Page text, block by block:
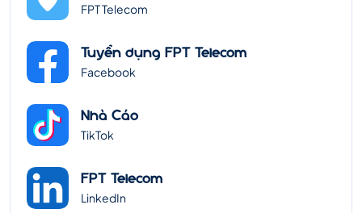
FPT Telecom
Tuyển dụng FPT Telecom
Facebook
Nhà Cáo
TikTok
FPT Telecom
LinkedIn